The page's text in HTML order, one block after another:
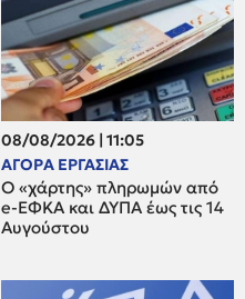
08/08/2026 | 11:05
ΑΓΟΡΑ ΕΡΓΑΣΙΑΣ
Ο «χάρτης» πληρωμών από
e-ΕΦΚΑ και ΔΥΠΑ έως τις 14
Αυγούστου